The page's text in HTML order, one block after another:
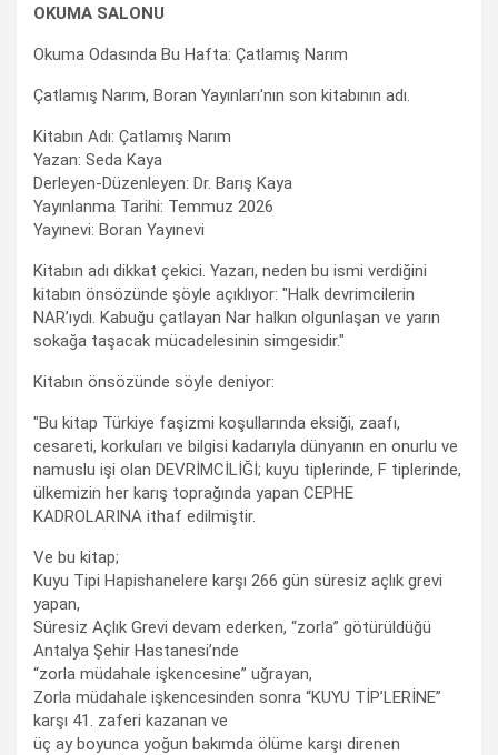
OKUMA SALONU
Okuma Odasında Bu Hafta: Çatlamış Narım
Çatlamış Narım, Boran Yayınları'nın son kitabının adı.
Kitabın Adı: Çatlamış Narım
Yazan: Seda Kaya
Derleyen-Düzenleyen: Dr. Barış Kaya
Yayınlanma Tarihi: Temmuz 2026
Yayınevi: Boran Yayınevi
Kitabın adı dikkat çekici. Yazarı, neden bu ismi verdiğini
kitabın önsözünde şöyle açıklıyor: "Halk devrimcilerin
NAR’ıydı. Kabuğu çatlayan Nar halkın olgunlaşan ve yarın
sokağa taşacak mücadelesinin simgesidir."
Kitabın önsözünde söyle deniyor:
"Bu kitap Türkiye faşizmi koşullarında eksiği, zaafı,
cesareti, korkuları ve bilgisi kadarıyla dünyanın en onurlu ve
namuslu işi olan DEVRİMCİLİĞİ; kuyu tiplerinde, F tiplerinde,
ülkemizin her karış toprağında yapan CEPHE
KADROLARINA ithaf edilmiştir.
Ve bu kitap;
Kuyu Tipi Hapishanelere karşı 266 gün süresiz açlık grevi
yapan,
Süresiz Açlık Grevi devam ederken, “zorla” götürüldüğü
Antalya Şehir Hastanesi’nde
“zorla müdahale işkencesine” uğrayan,
Zorla müdahale işkencesinden sonra “KUYU TİP’LERİNE”
karşı 41. zaferi kazanan ve
üç ay boyunca yoğun bakımda ölüme karşı direnen